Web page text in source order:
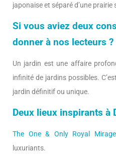
japonaise et séparé d’une prairie
Si vous aviez deux
donner à nos lecteurs ?
Un jardin est une affaire
infinité de jardins possibles.
jardin définitif ou unique.
Deux lieux inspirants à
The One & Only Royal Mirage
luxuriants.